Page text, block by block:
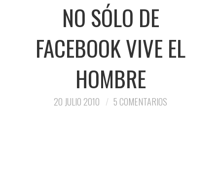
MIS VIAJESNO SÓLO DE
FACEBOOK VIVE EL
HOMBRE
20 JULIO 2010 5 COMENTARIOS